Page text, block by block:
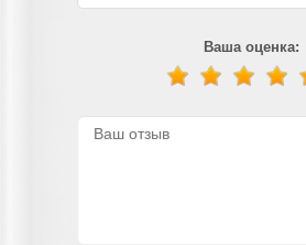
Ваша оценка: